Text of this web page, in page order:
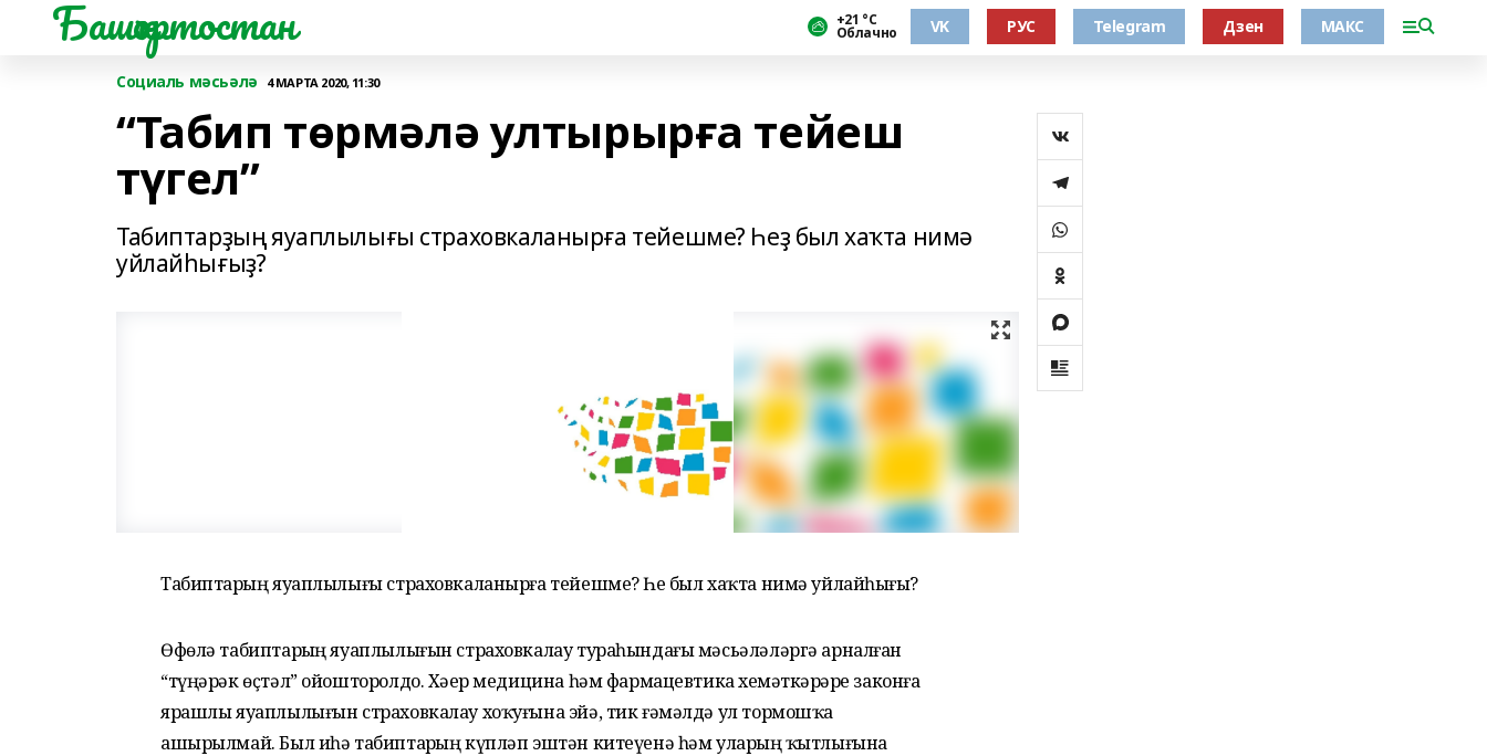
Башҡортостан +21 °С
Облачно VK РУС Telegram Дзен МАКС
Социаль мәсьәлә 4 МАРТА 2020, 11:30
“Табип төрмәлә ултырырға тейеш
түгел”
Табиптарҙың яуаплылығы страховкаланырға тейешме? Һеҙ был хаҡта нимә
уйлайһығыҙ?
Табиптарҙың яуаплылығы страховкаланырға тейешме? Һеҙ был хаҡта нимә уйлайһығыҙ?
Өфөлә табиптарҙың яуаплылығын страховкалау тураһындағы мәсьәләләргә арналған
“түңәрәк өҫтәл” ойошторолдо. Хәҙер медицина һәм фармацевтика хеҙмәткәрҙәре законға
ярашлы яуаплылығын страховкалау хоҡуғына эйә, тик ғәмәлдә ул тормошҡа
ашырылмай. Был иһә табиптарҙың күпләп эштән китеүенә һәм уларҙың ҡытлығына